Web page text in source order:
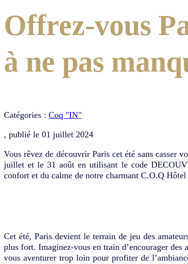
Offrez-vous
à ne pas
Catégories : Coq "IN"
, publié le 01 juillet 2024
Vous rêvez de découvrir Paris cet été sans casser
juillet et le 31 août en utilisant le code
confort et du calme de notre charmant C.O.Q Hôtel
Cet été, Paris devient le terrain de jeu des
plus fort. Imaginez-vous en train d’encourager des
vous aventurer trop loin pour profiter de